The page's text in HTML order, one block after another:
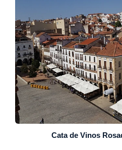
Cata de Vinos